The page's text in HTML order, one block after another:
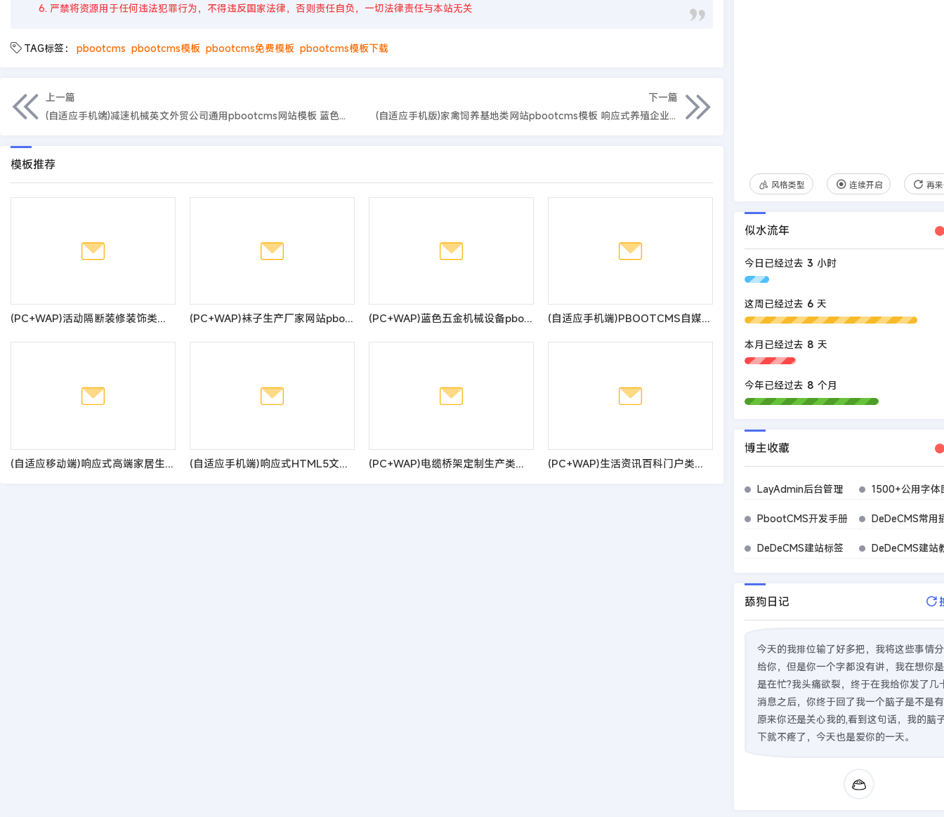
6. 严禁将资源用于任何违法犯罪行为，不得违反国家法律，否则责任自负，一切法律责任与本站无关
TAG标签： pbootcms pbootcms模板 pbootcms免费模板 pbootcms模板下载
上一篇
(自适应手机端)减速机械英文外贸公司通用pbootcms网站模板 蓝色外贸企业网站源码
下一篇
(自适应手机版)家禽饲养基地类网站pbootcms模板 响应式养殖企业网站模板
模板推荐
(PC+WAP)活动隔断装修装饰类网站pbootcms模板 蓝色低碳环保隔断板网站源码 (PC+WAP)袜子生产厂家网站pbootcms模板 定制针织袜业网站源码 (PC+WAP)蓝色五金机械设备pbootcms企业网站模板 通用营销型网站源码 (自适应手机端)PBOOTCMS自媒体运营培训教程类网站模板 html5个人博客网站源码
(自适应移动端)响应式高端家居生活空间类网站pbootcms模板 黄色家居装修网站源码 (自适应手机端)响应式HTML5文章新闻资讯网站博客整站pbootcms模板 创业博客类网站源码 (PC+WAP)电缆桥架定制生产类网站pbootcms模板 钢结构蓝色通用企业网站源码 (PC+WAP)生活资讯百科门户类网站pbootcms模板 粉色生活门户网站源码
风格类型 连续开启 再
似水流年
今日已经过去 3 小时
这周已经过去 6 天
本月已经过去 8 天
今年已经过去 8 个月
博主收藏
LayAdmin后台管理 1500+公用字体
PbootCMS开发手册 DeDeCMS常用
DeDeCMS建站标签 DeDeCMS建站
舔狗日记
今天的我排位输了好多把，我将这些事情
给你，但是你一个字都没有讲，我在想你
是在忙?我头痛欲裂，终于在我给你发了几
消息之后，你终于回了我一个脑子是不是
原来你还是关心我的,看到这句话，我的脑
下就不疼了，今天也是爱你的一天。